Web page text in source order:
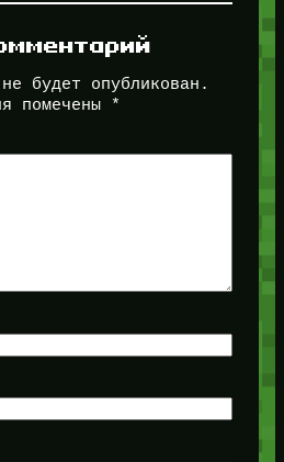
будет опубликован.
помечены
*